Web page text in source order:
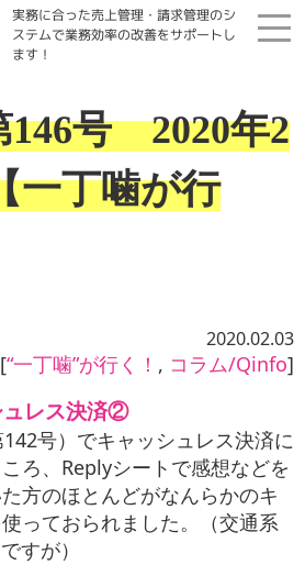
実務に合った売上管理・請求管理のシ
ステムで業務効率の改善をサポートし
ます！
展示会・勉強会
会社案内
資料請求
お役立ち情報
号 2020年2
丁噛が行
2020.02.03
“一丁噛”が行く！ , コラム/Qinfo]
ュレス決済②
号）でキャッシュレス決済に
ろ、Replyシートで感想などを
方のほとんどがなんらかのキ
っておられました。（交通系
すが）